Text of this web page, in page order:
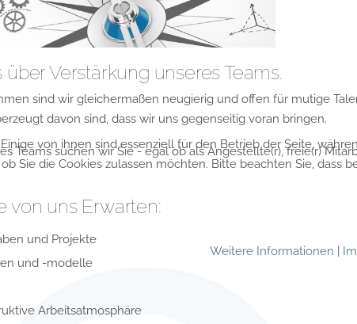
Verstärkung unseres Teams.
sind wir gleichermaßen neugierig und offen für mutige
davon sind, dass wir uns gegenseitig voran bringen.
Teams suchen wir Sie - egal ob als Angestellte(r), freie(r)
von uns Erwarten:
und Projekte
und -modelle
Arbeitsatmosphäre
von ihnen sind essenziell für den Betrieb der Seite,
Sie die Cookies zulassen möchten. Bitte beachten Sie,
Weitere Informationen